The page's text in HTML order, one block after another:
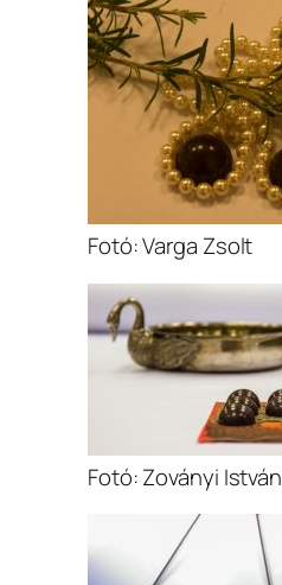
Fotó: Varga Zsolt
Fotó: Zoványi István